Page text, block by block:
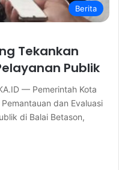
Berita
Tekankan
Publik
— Pemerintah Kota
dan Evaluasi
di Balai Betason,